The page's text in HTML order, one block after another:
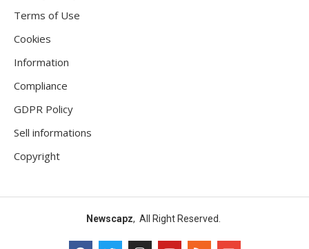
Terms of Use
Cookies
Information
Compliance
GDPR Policy
Sell informations
Copyright
Newscapz, All Right Reserved.